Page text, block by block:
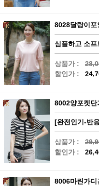
8028달랑이포
심플하고 소프
상품가 :
할인가 :
8002양포켓단
[완전인기-반
상품가 :
할인가 :
8006마린가디